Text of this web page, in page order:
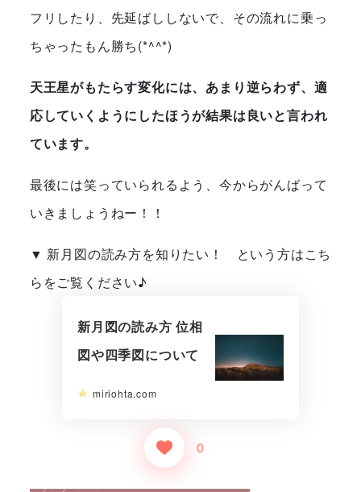
フリしたり、先延ばししないで、その流れに乗っ
ちゃったもん勝ち(*^^*)
天王星がもたらす変化には、あまり逆らわず、適
応していくようにしたほうが結果は良いと言われ
ています。
最後には笑っていられるよう、今からがんばって
いきましょうねー！！
▼ 新月図の読み方を知りたい！ という方はこち
らをご覧ください♪
新月図の読み方 位相
図や四季図について
miriohta.com
0